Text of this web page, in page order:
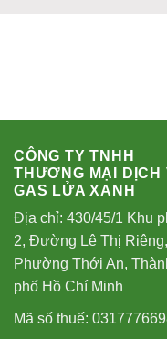
CÔNG TY TNHH
THƯƠNG MẠI DỊCH
GAS LỬA XANH
Địa chỉ: 430/45/1 Khu
2, Đường Lê Thị Riêng,
Phường Thới An,
phố Hồ Chí Minh
Mã số thuế: